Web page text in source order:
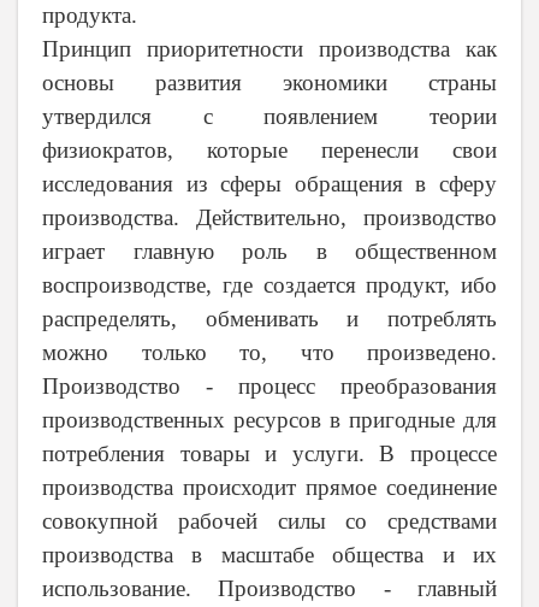
продукта.
Принцип приоритетности производства как
основы развития экономики страны
утвердился с появлением теории
физиократов, которые перенесли свои
исследования из сферы обращения в сферу
производства. Действительно, производство
играет главную роль в общественном
воспроизводстве, где создается продукт, ибо
распределять, обменивать и потреблять
можно только то, что произведено.
Производство - процесс преобразования
производственных ресурсов в пригодные для
потребления товары и услуги. В процессе
производства происходит прямое соединение
совокупной рабочей силы со средствами
производства в масштабе общества и их
использование. Производство -главный